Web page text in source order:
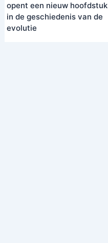
opent een nieuw hoofdstuk
in de geschiedenis van de
evolutie